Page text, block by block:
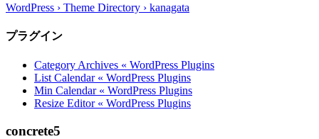
WordPress › Theme Directory › kanagata
プラグイン
Category Archives « WordPress Plugins
List Calendar « WordPress Plugins
Min Calendar « WordPress Plugins
Resize Editor « WordPress Plugins
concrete5